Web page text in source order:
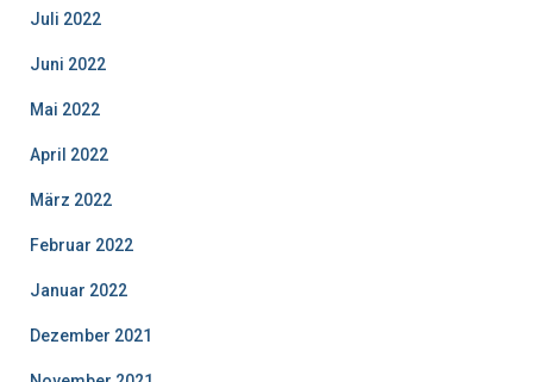
Juli 2022
Juni 2022
Mai 2022
April 2022
März 2022
Februar 2022
Januar 2022
Dezember 2021